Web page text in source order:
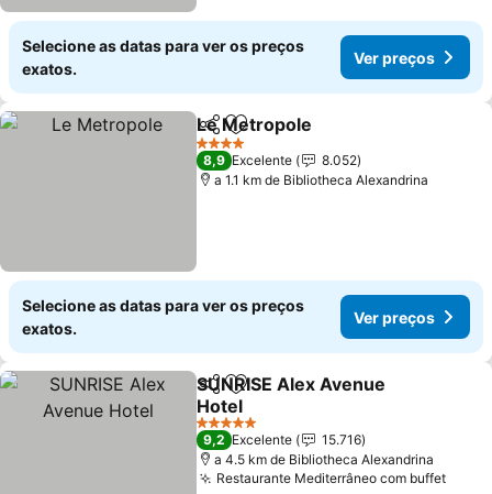
Selecione as datas para ver os preços
exatos.
Ver preços
PartilharAdicionar aos favoritos
Le Metropole
4 Estrelas
8,9 Excelente
8.052
a 1.1 km de Bibliotheca Alexandrina
Selecione as datas para ver os preços
exatos.
Ver preços
PartilharAdicionar aos favoritos
SUNRISE Alex Avenue
Hotel
Ver preços
5 Estrelas
9,2 Excelente
15.716
a 4.5 km de Bibliotheca Alexandrina
Restaurante Mediterrâneo com buffetVer